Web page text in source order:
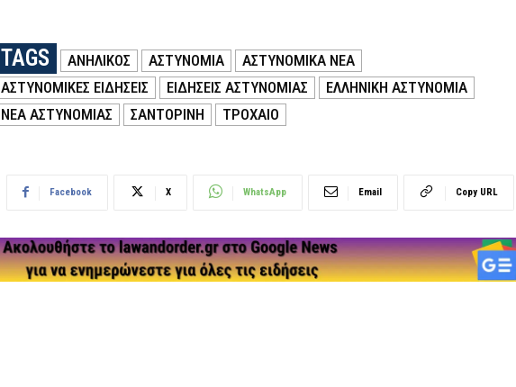
TAGS ΑΝΗΛΙΚΟΣ ΑΣΤΥΝΟΜΙΑ
ΑΣΤΥΝΟΜΙΚΑ ΝΕΑ
ΑΣΤΥΝΟΜΙΚΕΣ ΕΙΔΗΣΕΙΣ
ΕΙΔΗΣΕΙΣ ΑΣΤΥΝΟΜΙΑΣ
ΕΛΛΗΝΙΚΗ ΑΣΤΥΝΟΜΙΑ
ΝΕΑ ΑΣΤΥΝΟΜΙΑΣ
ΣΑΝΤΟΡΙΝΗ ΤΡΟΧΑΙΟ
Facebook X WhatsApp Email Copy URL